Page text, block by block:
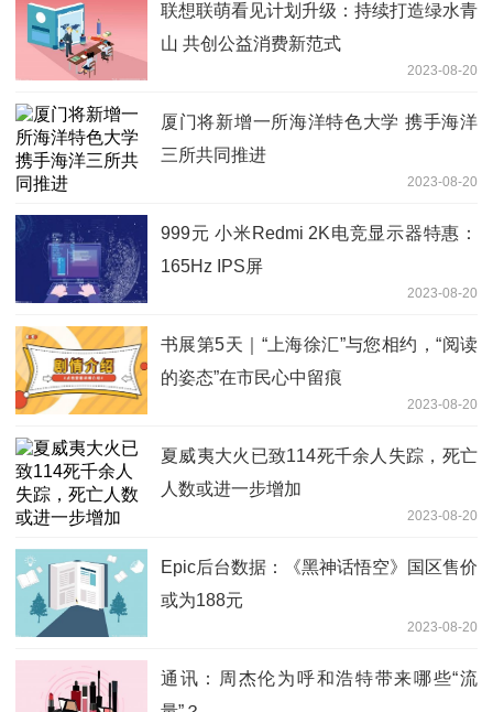
联想联萌看见计划升级：持续打造绿水青
山 共创公益消费新范式
2023-08-20
厦门将新增一所海洋特色大学 携手海洋
三所共同推进
2023-08-20
999元 小米Redmi 2K电竞显示器特惠：
165Hz IPS屏
2023-08-20
书展第5天｜“上海徐汇”与您相约，“阅读
的姿态”在市民心中留痕
2023-08-20
夏威夷大火已致114死千余人失踪，死亡
人数或进一步增加
2023-08-20
Epic后台数据：《黑神话悟空》国区售价
或为188元
2023-08-20
通讯：周杰伦为呼和浩特带来哪些“流